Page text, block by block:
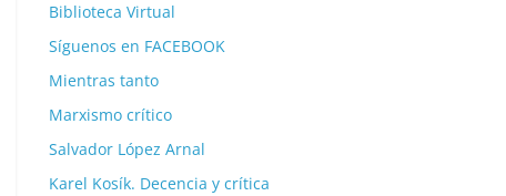
Biblioteca Virtual
Síguenos en FACEBOOK
Mientras tanto
Marxismo crítico
Salvador López Arnal
Karel Kosík. Decencia y crítica